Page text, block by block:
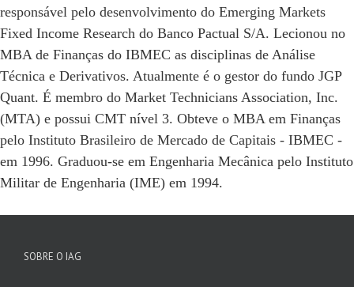
responsável pelo desenvolvimento do Emerging Markets
Fixed Income Research do Banco Pactual S/A. Lecionou no
MBA de Finanças do IBMEC as disciplinas de Análise
Técnica e Derivativos. Atualmente é o gestor do fundo JGP
Quant. É membro do Market Technicians Association, Inc.
(MTA) e possui CMT nível 3. Obteve o MBA em Finanças
pelo Instituto Brasileiro de Mercado de Capitais - IBMEC -
em 1996. Graduou-se em Engenharia Mecânica pelo Instituto
Militar de Engenharia (IME) em 1994.
SOBRE O IAG